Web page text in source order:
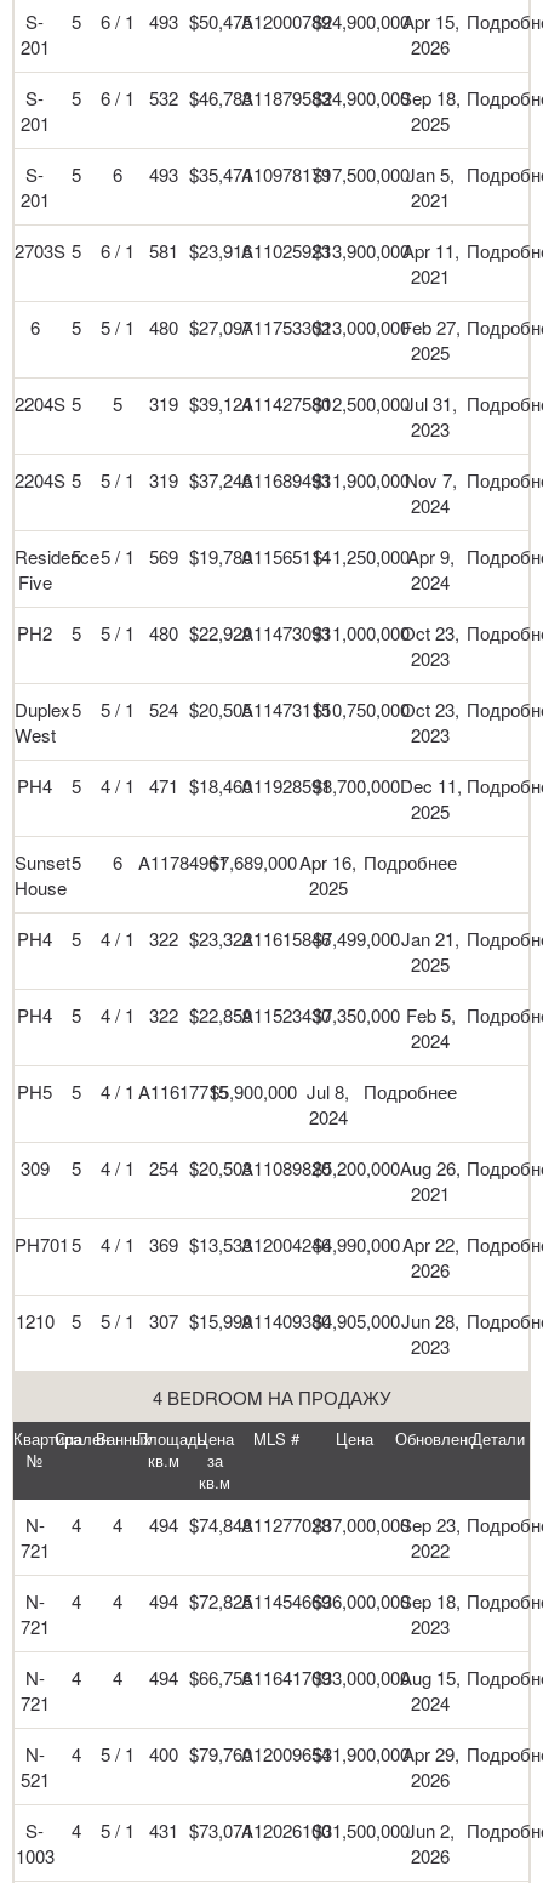
S-
201
5 6 / 1 493 $50,475A12000789$24,900,000Apr 15,
2026
S-
201
5 6 / 1 532 $46,783A11879583$24,900,000Sep 18,
2025
S-
201
5 6 493 $35,474A10978179$17,500,000Jan 5,
2021
2703S 5 6 / 1 581 $23,916A11025923$13,900,000Apr 11,
2021
6 5 5 / 1 480 $27,097A11753302$13,000,000Feb 27,
2025
2204S 5 5 319 $39,124A11427580$12,500,000Jul 31,
2023
2204S 5 5 / 1 319 $37,246A11689493$11,900,000Nov 7,
2024
Residence
Five
5 5 / 1 569 $19,780A11565114$11,250,000Apr 9,
2024
PH2 5 5 / 1 480 $22,929A11473093$11,000,000Oct 23,
2023
Duplex
West
5 5 / 1 524 $20,505A11473115$10,750,000Oct 23,
2023
PH4 5 4 / 1 471 $18,460A11928591$8,700,000Dec 11,
2025
Sunset
House
5 6 A11784961$7,689,000Apr 16,
2025
Подробнее
PH4 5 4 / 1 322 $23,322A11615846$7,499,000Jan 21,
2025
PH4 5 4 / 1 322 $22,859A11523430$7,350,000 Feb 5,
2024
PH5 5 4 / 1 A11617715$5,900,000 Jul 8,
2024
Подробнее
309 5 4 / 1 254 $20,503A11089820$5,200,000Aug 26,
2021
PH7015 4 / 1 369 $13,533A12004246$4,990,000Apr 22,
2026
1210 5 5 / 1 307 $15,999A11409380$4,905,000Jun 28,
2023
4 BEDROOM НА ПРОДАЖУ
Квартира
№
СпаленВанныхПлощадь
кв.м
Цена
за
кв.м
MLS # Цена ОбновленоДетали
N-
721
4 4 494 $74,848A11277028$37,000,000Sep 23,
2022
N-
721
4 4 494 $72,825A11454669$36,000,000Sep 18,
2023
N-
721
4 4 494 $66,756A11641709$33,000,000Aug 15,
2024
N-
521
4 5 / 1 400 $79,760A12009654$31,900,000Apr 29,
2026
S-
1003
4 5 / 1 431 $73,074A12026100$31,500,000Jun 2,
2026